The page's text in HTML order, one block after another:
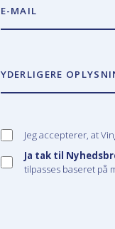
E-MAIL
YDERLIGERE
Jeg accepterer, at
Ja tak til
tilpasses baseret på